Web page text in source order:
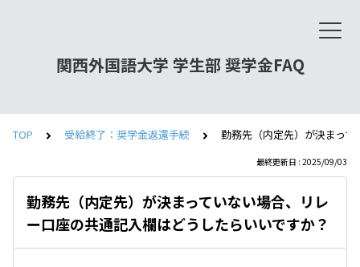
関西外国語大学 学生部 奨学金FAQ
TOP 受給終了：奨学金返還手続 勤務先（内定先）が決まっ
最終更新日 : 2025/09/03
勤務先（内定先）が決まっていない場合、リレ
ー口座の共通記入欄はどうしたらいいですか？